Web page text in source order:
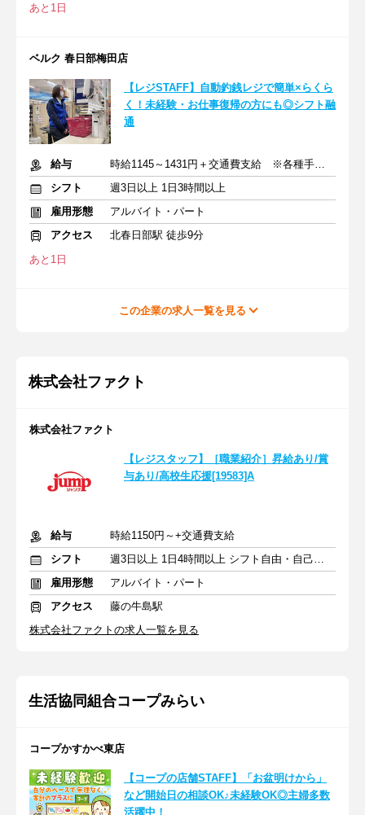
あと1日
ベルク 春日部梅田店
【レジSTAFF】自動釣銭レジで簡単×らくら
く！未経験・お仕事復帰の方にも◎シフト融
通
給与
時給1145～1431円＋交通費支給 ※各種手当含む
シフト
週3日以上 1日3時間以上
雇用形態
アルバイト・パート
アクセス
北春日部駅 徒歩9分
あと1日
この企業の求人一覧を見る
株式会社ファクト
株式会社ファクト
【レジスタッフ】［職業紹介］昇給あり/賞
与あり/高校生応援[19583]A
給与
時給1150円～+交通費支給
シフト
週3日以上 1日4時間以上 シフト自由・自己申告
雇用形態
アルバイト・パート
アクセス
藤の牛島駅
株式会社ファクトの求人一覧を見る
生活協同組合コープみらい
コープかすかべ東店
【コープの店舗STAFF】「お盆明けから」
など開始日の相談OK♪未経験OK◎主婦多数
活躍中！